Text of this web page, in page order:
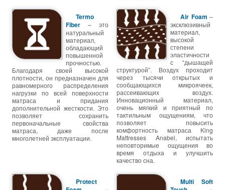
Termo
Fiber – это
натуральный
материал,
обладающий
повышенной
прочностью.
Благодаря своей высокой
плотности, он предназначен для
равномерного распределения
нагрузки по всей поверхности
матраса и придания
дополнительной жесткости. Это
позволяет сохранить
первоначальные свойства
матраса, даже после
многолетней эксплуатации.
Air Foam –
эксклюзивный
материал,
высокой
степени
эластичности
с “дышащей
структурой”. Воздух проходит
через тысячи открытых и
сообщающихся микроячеек,
рассеивающих воздух.
Инновационный материал,
очень мягкий и приятный по
тактильным ощущениям, что
позволяет повысить
комфортность матраса King
Mattresses Anabel, испытать
неповторимые ощущения во
время отдыха и улучшить
качество сна.
Protect
Multi Soft